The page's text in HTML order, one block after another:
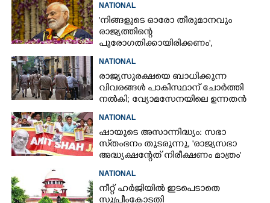
NATIONAL
'നിങ്ങളുടെ ഓരോ തീരുമാനവും
രാജ്യത്തിന്റെ
പുരോഗതിക്കായിരിക്കണം',​
NATIONAL
രാജ്യസുരക്ഷയെ ബാധിക്കുന്ന
വിവരങ്ങൾ പാകിസ്ഥാന് ചോ‌ർത്തി
നൽകി; വ്യോമസേനയിലെ ഉന്നതൻ
NATIONAL
ഷായുടെ അസാന്നിദ്ധ്യം: സഭാ
സ്‌തംഭനം തുടരുന്നു, 'രാജ്യസഭാ
അദ്ധ്യക്ഷന്റേത് നിരീക്ഷണം മാത്രം'
NATIONAL
നീറ്റ് ഹർജിയിൽ ഇടപെടാതെ
സുപ്രീംകോടതി